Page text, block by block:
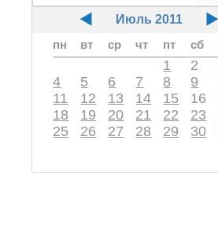
Июль 2011
пн
вт ср чт пт сб
1 2
4
5 6 7 8 9
11
12 13 14 15 16
18
19 20 21 22 23
25
26 27 28 29 30